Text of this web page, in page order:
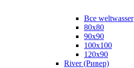
Все weltwasser
80x80
90x90
100x100
120x90
River (Ривер)